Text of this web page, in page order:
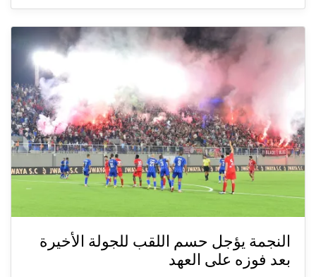
النجمة يؤجل حسم اللقب للجولة الأخيرة
بعد فوزه على العهد